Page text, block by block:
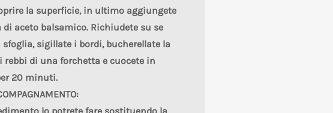
la superficie, in ultimo aggiungete
di aceto balsamico. Richiudete su se
sfoglia, sigillate i bordi, bucherellate la
rebbi di una forchetta e cuocete in
20 minuti.